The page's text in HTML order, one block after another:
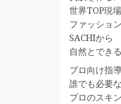
世界TOP現
ファッショ
SACHIから
自然とでき
プロ向け指
誰でも必要
プロのスキ